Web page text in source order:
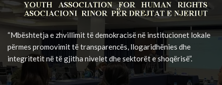
“Mbështetja e zhvillimit të demokracisë në institucionet lokale
përmes promovimit të transparencës, llogaridhënies dhe
integritetit në të gjitha nivelet dhe sektorët e shoqërisë”.